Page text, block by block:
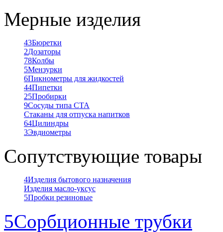
Мерные изделия
43Бюретки
2Дозаторы
78Колбы
5Мензурки
6Пикнометры для жидкостей
44Пипетки
25Пробирки
9Сосуды типа СТА
Стаканы для отпуска напитков
64Цилиндры
3Эвдиометры
Сопутствующие товары
4Изделия бытового назначения
Изделия масло-уксус
5Пробки резиновые
5Сорбционные трубки